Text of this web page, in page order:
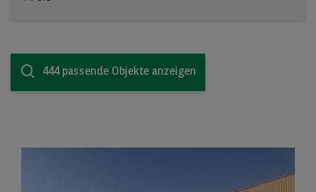
444 passende Objekte anzeigen